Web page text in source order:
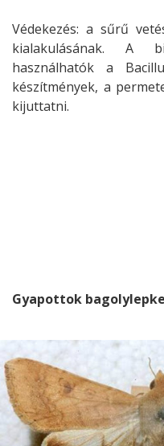
Védekezés: a sűrű
kialakulásának. A
használhatók a
készítmények, a
kijuttatni.
Gyapottok bagolylepke